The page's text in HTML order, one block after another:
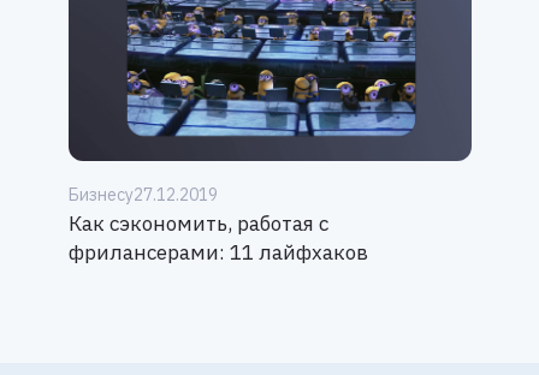
Бизнесу27.12.2019
Как сэкономить, работая с
фрилансерами: 11 лайфхаков